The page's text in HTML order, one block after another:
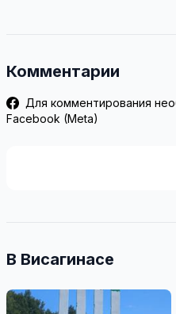
Комментарии
Для комментирования
Facebook (Meta)
В Висагинасе